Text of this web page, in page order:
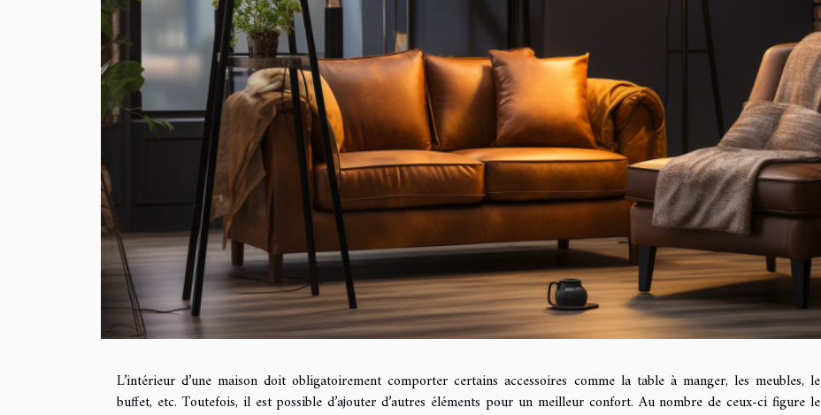
L’intérieur d’une maison doit obligatoirement comporter certains accessoires comme la table à manger, les meubles, le
buffet, etc. Toutefois, il est possible d’ajouter d’autres éléments pour un meilleur confort. Au nombre de ceux-ci figure le